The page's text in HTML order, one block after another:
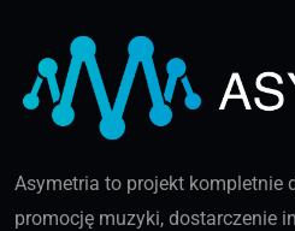
Asymetria to projekt kompletnie
promocję muzyki, dostarczenie